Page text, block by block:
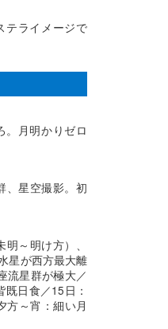
テライメージで
。月明かりゼロ
、星空撮影。初
～明け方）、
星が西方最大離
流星群が極大／
日食／15日：
方～宵：細い月